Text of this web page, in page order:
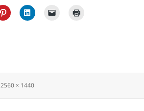
Taille
2560 × 1440